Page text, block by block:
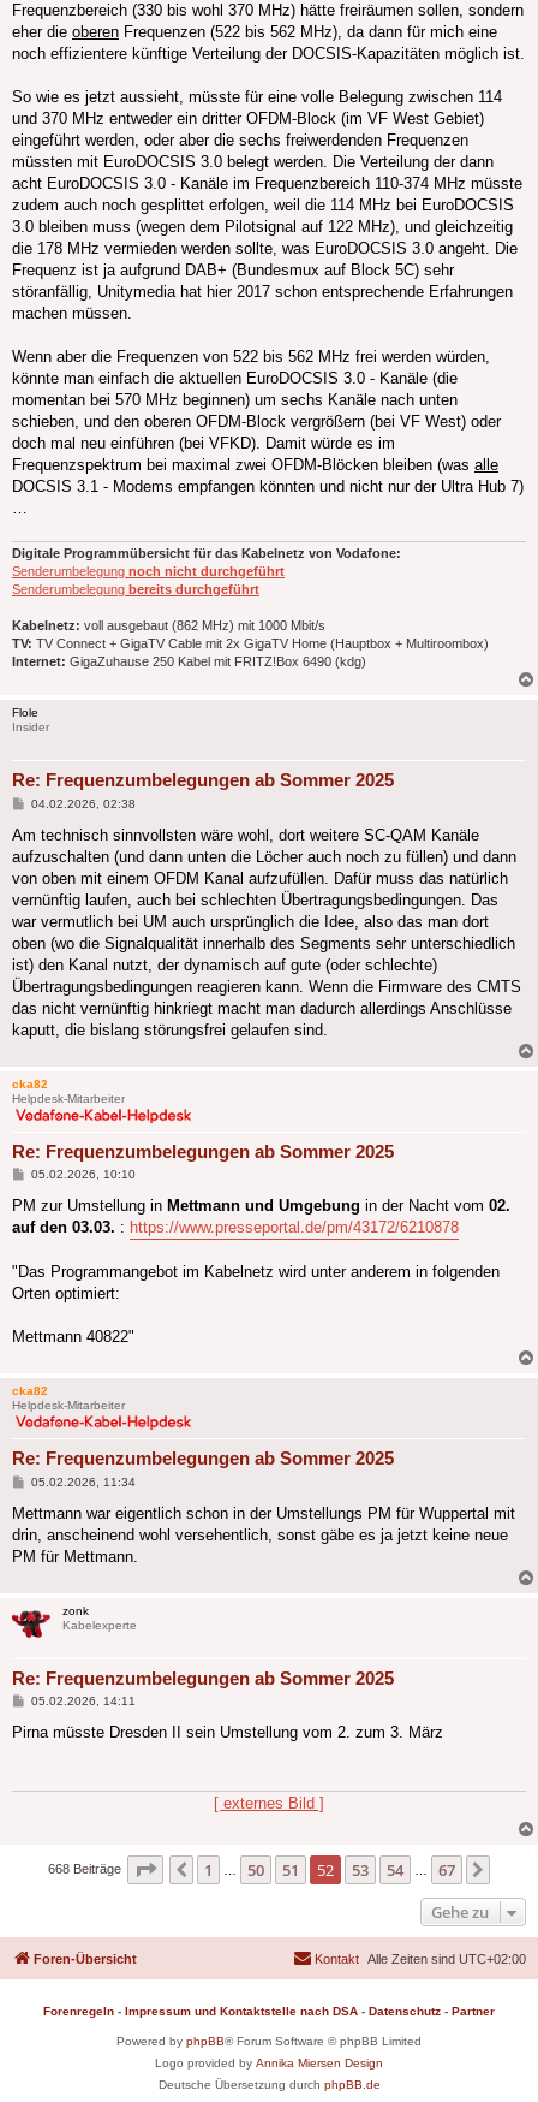
Frequenzbereich (330 bis wohl 370 MHz) hätte freiräumen sollen, sondern
eher die oberen Frequenzen (522 bis 562 MHz), da dann für mich eine
noch effizientere künftige Verteilung der DOCSIS-Kapazitäten möglich ist.
So wie es jetzt aussieht, müsste für eine volle Belegung zwischen 114
und 370 MHz entweder ein dritter OFDM-Block (im VF West Gebiet)
eingeführt werden, oder aber die sechs freiwerdenden Frequenzen
müssten mit EuroDOCSIS 3.0 belegt werden. Die Verteilung der dann
acht EuroDOCSIS 3.0 - Kanäle im Frequenzbereich 110-374 MHz müsste
zudem auch noch gesplittet erfolgen, weil die 114 MHz bei EuroDOCSIS
3.0 bleiben muss (wegen dem Pilotsignal auf 122 MHz), und gleichzeitig
die 178 MHz vermieden werden sollte, was EuroDOCSIS 3.0 angeht. Die
Frequenz ist ja aufgrund DAB+ (Bundesmux auf Block 5C) sehr
störanfällig, Unitymedia hat hier 2017 schon entsprechende Erfahrungen
machen müssen.
Wenn aber die Frequenzen von 522 bis 562 MHz frei werden würden,
könnte man einfach die aktuellen EuroDOCSIS 3.0 - Kanäle (die
momentan bei 570 MHz beginnen) um sechs Kanäle nach unten
schieben, und den oberen OFDM-Block vergrößern (bei VF West) oder
doch mal neu einführen (bei VFKD). Damit würde es im
Frequenzspektrum bei maximal zwei OFDM-Blöcken bleiben (was alle
DOCSIS 3.1 - Modems empfangen könnten und nicht nur der Ultra Hub 7)
…
Digitale Programmübersicht für das Kabelnetz von Vodafone:
Senderumbelegung noch nicht durchgeführt
Senderumbelegung bereits durchgeführt
Kabelnetz: voll ausgebaut (862 MHz) mit 1000 Mbit/s
TV: TV Connect + GigaTV Cable mit 2x GigaTV Home (Hauptbox + Multiroombox)
Internet: GigaZuhause 250 Kabel mit FRITZ!Box 6490 (kdg)
Flole
Insider
Re: Frequenzumbelegungen ab Sommer 2025
Beitrag
04.02.2026, 02:38
Am technisch sinnvollsten wäre wohl, dort weitere SC-QAM Kanäle
aufzuschalten (und dann unten die Löcher auch noch zu füllen) und dann
von oben mit einem OFDM Kanal aufzufüllen. Dafür muss das natürlich
vernünftig laufen, auch bei schlechten Übertragungsbedingungen. Das
war vermutlich bei UM auch ursprünglich die Idee, also das man dort
oben (wo die Signalqualität innerhalb des Segments sehr unterschiedlich
ist) den Kanal nutzt, der dynamisch auf gute (oder schlechte)
Übertragungsbedingungen reagieren kann. Wenn die Firmware des CMTS
das nicht vernünftig hinkriegt macht man dadurch allerdings Anschlüsse
kaputt, die bislang störungsfrei gelaufen sind.
cka82
Helpdesk-Mitarbeiter
Re: Frequenzumbelegungen ab Sommer 2025
Beitrag
05.02.2026, 10:10
PM zur Umstellung in Mettmann und Umgebung in der Nacht vom 02.
auf den 03.03. : https://www.presseportal.de/pm/43172/6210878
"Das Programmangebot im Kabelnetz wird unter anderem in folgenden
Orten optimiert:
Mettmann 40822"
cka82
Helpdesk-Mitarbeiter
Re: Frequenzumbelegungen ab Sommer 2025
Beitrag
05.02.2026, 11:34
Mettmann war eigentlich schon in der Umstellungs PM für Wuppertal mit
drin, anscheinend wohl versehentlich, sonst gäbe es ja jetzt keine neue
PM für Mettmann.
zonk
Kabelexperte
Re: Frequenzumbelegungen ab Sommer 2025
Beitrag
05.02.2026, 14:11
Pirna müsste Dresden II sein Umstellung vom 2. zum 3. März
[ externes Bild ]
668 Beiträge Seite 52 von67
Vorherige
1 50 51 52 53 54 67
Gehe zu
Foren-Übersicht Alle Zeiten sind UTC+02:00
Kontakt
Forenregeln - Impressum und Kontaktstelle nach DSA - Datenschutz - Partner
Powered by phpBB® Forum Software © phpBB Limited
Logo provided by Annika Miersen Design
Deutsche Übersetzung durch phpBB.de